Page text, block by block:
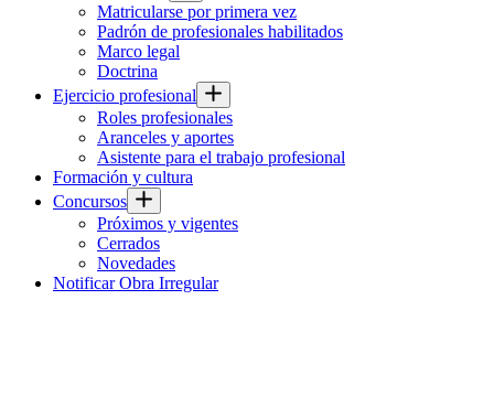
Matricularse por primera vez
Padrón de profesionales habilitados
Marco legal
Doctrina
Ejercicio profesional
Roles profesionales
Aranceles y aportes
Asistente para el trabajo profesional
Formación y cultura
Concursos
Próximos y vigentes
Cerrados
Novedades
Notificar Obra Irregular